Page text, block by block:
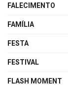
FALECIMENTO
FAMÍLIA
FESTA
FESTIVAL
FLASH MOMENT